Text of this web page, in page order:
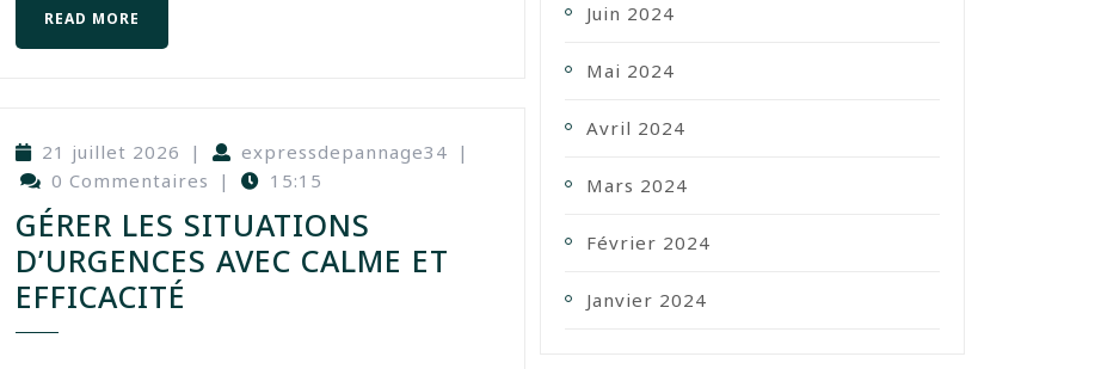
READ MORE
21 juillet 2026 | expressdepannage34 |
0 Commentaires
| 15:15
GÉRER LES SITUATIONS
D’URGENCES AVEC CALME ET
EFFICACITÉ
Juin 2024
Mai 2024
Avril 2024
Mars 2024
Février 2024
Janvier 2024